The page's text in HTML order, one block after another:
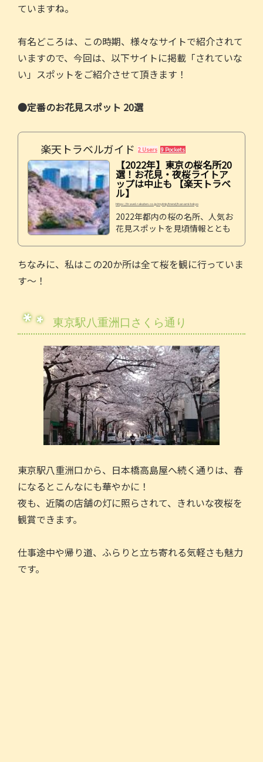
ていますね。
有名どころは、この時期、様々なサイトで紹介されて
いますので、今回は、以下サイトに掲載「されていな
い」スポットをご紹介させて頂きます！
●定番のお花見スポット 20選
楽天トラベルガイド 2 Users 9 Pockets
【2022年】東京の桜名所20
選！お花見・夜桜ライトア
ップは中止も 【楽天トラベ
ル】
https://travel.rakuten.co.jp/mytrip/trend/hanami-tokyo
2022年都内の桜の名所、人気お
花見スポットを見頃情報ととも
トアップが美しい東京の夜桜観
ちなみに、私はこの20か所は全て桜を観に行っていま
す～！
東京駅八重洲口さくら通り
東京駅八重洲口から、日本橋高島屋へ続く通りは、春
になるとこんなにも華やかに！
夜も、近隣の店舗の灯に照らされて、きれいな夜桜を
観賞できます。
仕事途中や帰り道、ふらりと立ち寄れる気軽さも魅力
です。